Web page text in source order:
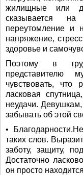
жилищные или
сказывается
переутомление и
напряжение,
здоровье и
Поэтому в
представителю
чувствовать,
ласковая
неудачи.
забывать об этой
•
таких слов.
заботу, защиту,
Достаточно
он просто